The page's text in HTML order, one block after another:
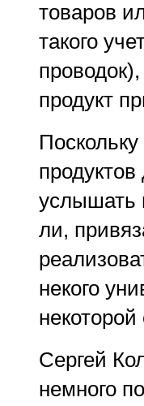
товаров
такого
продукт
услышать
ли,
некого
некоторой
Сергей
немного